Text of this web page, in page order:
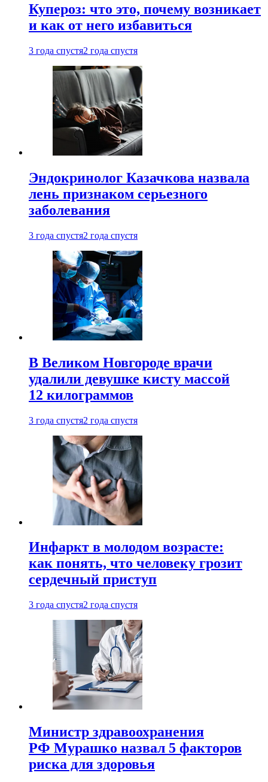
Купероз: что это, почему возникает
и как от него избавиться
3 года спустя2 года спустя
Эндокринолог Казачкова назвала
лень признаком серьезного
заболевания
3 года спустя2 года спустя
В Великом Новгороде врачи
удалили девушке кисту массой
12 килограммов
3 года спустя2 года спустя
Инфаркт в молодом возрасте:
как понять, что человеку грозит
сердечный приступ
3 года спустя2 года спустя
Министр здравоохранения
РФ Мурашко назвал 5 факторов
риска для здоровья